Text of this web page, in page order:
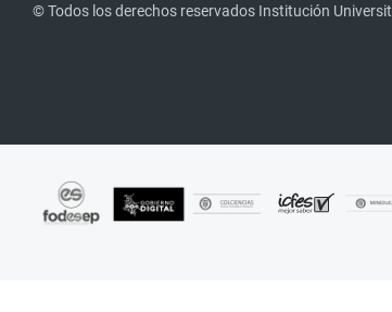
© Todos los derechos reservados Institución